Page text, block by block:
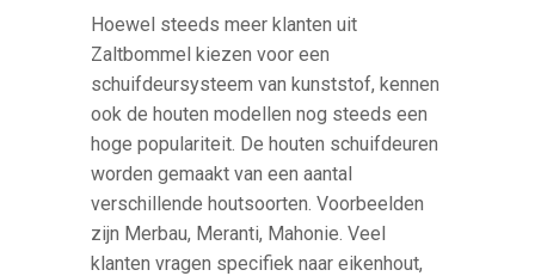
Hoewel steeds meer klanten uit
Zaltbommel kiezen voor een
schuifdeursysteem van kunststof, kennen
ook de houten modellen nog steeds een
hoge populariteit. De houten schuifdeuren
worden gemaakt van een aantal
verschillende houtsoorten. Voorbeelden
zijn Merbau, Meranti, Mahonie. Veel
klanten vragen specifiek naar eikenhout,